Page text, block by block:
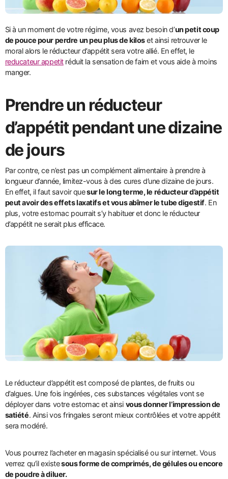
Si à un moment de votre régime, vous avez besoin d’un petit coup
de pouce pour perdre un peu plus de kiloset ainsi retrouver le
moral alors le réducteur d’appétit sera votre allié. En effet, le
reducateur appetitréduit la sensation de faim et vous aide à moins
manger.
Prendre un réducteur
d’appétit pendant une dizaine
de jours
Par contre, ce n’est pas un complément alimentaire à prendre à
longueur d’année, limitez-vous à des cures d’une dizaine de jours.
En effet, il faut savoir quesur le long terme, le réducteur d’appétit
peut avoir des effets laxatifs et vous abîmer le tube digestif. En
plus, votre estomac pourrait s’y habituer et donc le réducteur
d’appétit ne serait plus efficace.
Le réducteur d’appétit est composé de plantes, de fruits ou
d’algues. Une fois ingérées, ces substances végétales vont se
déployer dans votre estomac et ainsi vous donner l’impression de
satiété. Ainsi vos fringales seront mieux contrôlées et votre appétit
sera modéré.
Vous pourrez l’acheter en magasin spécialisé ou sur internet. Vous
verrez qu’il existesous forme de comprimés, de gélules ou encore
de poudre à diluer.